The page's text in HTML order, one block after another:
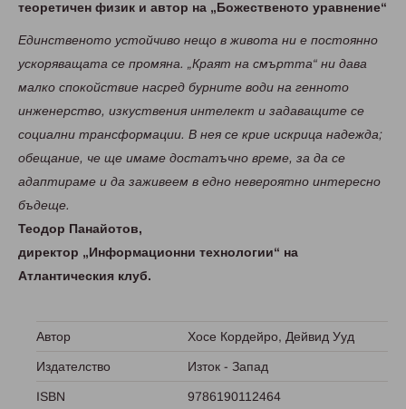
теоретичен физик и автор на „Божественото уравнение“
Единственото устойчиво нещо в живота ни е постоянно
ускоряващата се промяна. „Краят на смъртта“ ни дава
малко спокойствие насред бурните води на генното
инженерство, изкуствения интелект и задаващите се
социални трансформации. В нея се крие искрица надежда;
обещание, че ще имаме достатъчно време, за да се
адаптираме и да заживеем в едно невероятно интересно
бъдеще.
Теодор Панайотов,
директор „Информационни технологии“ на
Атлантическия клуб.
Автор Хосе Кордейро, Дейвид Ууд
Издателство Изток - Запад
ISBN 9786190112464